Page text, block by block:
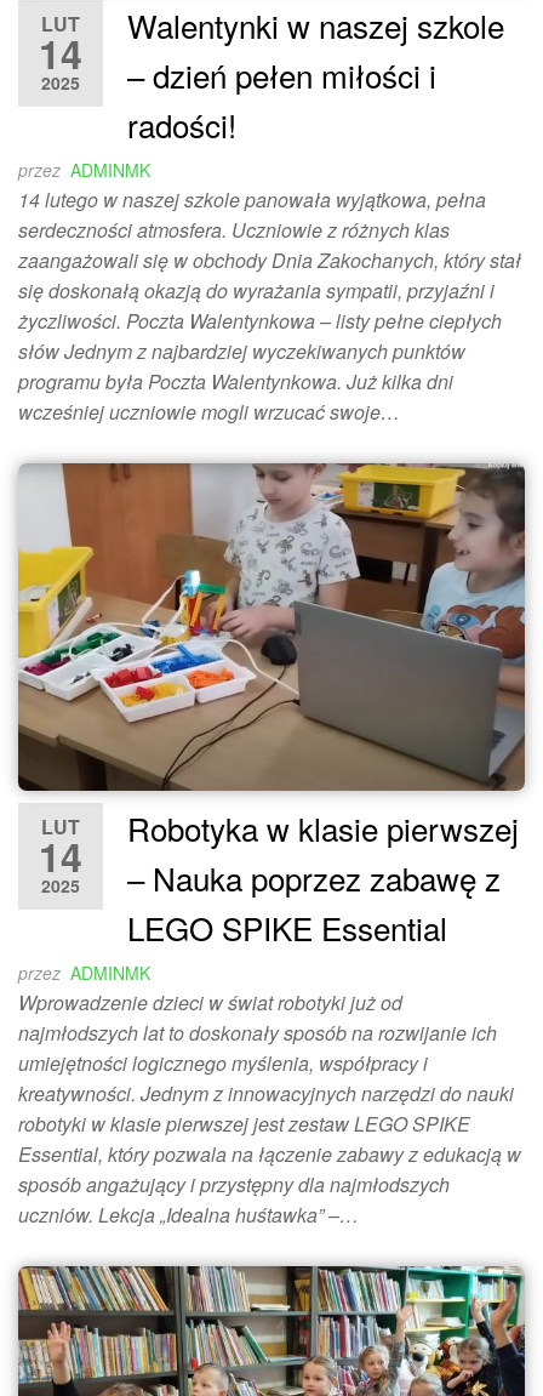
LUT
14
2025
Walentynki w naszej szkole
– dzień pełen miłości i
radości!
przez ADMINMK
14 lutego w naszej szkole panowała wyjątkowa, pełna
serdeczności atmosfera. Uczniowie z różnych klas
zaangażowali się w obchody Dnia Zakochanych, który stał
się doskonałą okazją do wyrażania sympatii, przyjaźni i
życzliwości. Poczta Walentynkowa – listy pełne ciepłych
słów Jednym z najbardziej wyczekiwanych punktów
programu była Poczta Walentynkowa. Już kilka dni
wcześniej uczniowie mogli wrzucać swoje…
LUT
14
2025
Robotyka w klasie pierwszej
– Nauka poprzez zabawę z
LEGO SPIKE Essential
przez ADMINMK
Wprowadzenie dzieci w świat robotyki już od
najmłodszych lat to doskonały sposób na rozwijanie ich
umiejętności logicznego myślenia, współpracy i
kreatywności. Jednym z innowacyjnych narzędzi do nauki
robotyki w klasie pierwszej jest zestaw LEGO SPIKE
Essential, który pozwala na łączenie zabawy z edukacją w
sposób angażujący i przystępny dla najmłodszych
uczniów. Lekcja „Idealna huśtawka” –…